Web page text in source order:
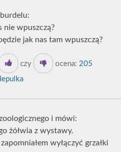
nie wpuszczą?
jak nas tam wpuszczą?
czy ocena: 205
i mówi:
żółwia z wystawy.
wyłączyć grzałki